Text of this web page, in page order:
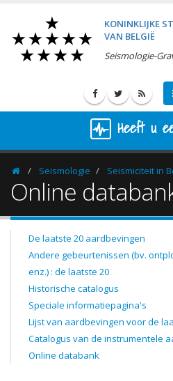
KONINKLIJKE
VAN BELGIË
Seismologie-
Heeft u
HomepageSeismologie Seismiciteit in
Online
De laatste 20 aardbevingen
Andere gebeurtenissen (bv.
enz.) : de laatste 20
Historische catalogus
Speciale informatiepagina's
Lijst van aardbevingen voor de
Catalogus van de instrumentele
Online databank